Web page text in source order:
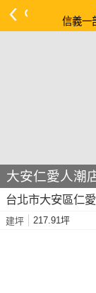
信義一
大安仁愛人潮
台北市大安區仁
建坪 217.91坪